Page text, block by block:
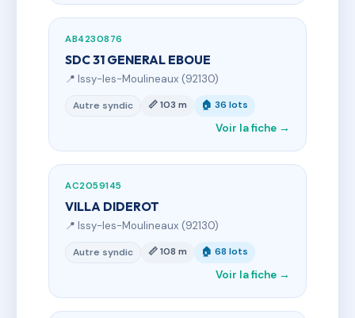
AB4230876
SDC 31 GENERAL EBOUE
📍 Issy-les-Moulineaux (92130)
Autre syndic 📏 103 m 🏠 36 lots
Voir la fiche →
AC2059145
VILLA DIDEROT
📍 Issy-les-Moulineaux (92130)
Autre syndic 📏 108 m 🏠 68 lots
Voir la fiche →